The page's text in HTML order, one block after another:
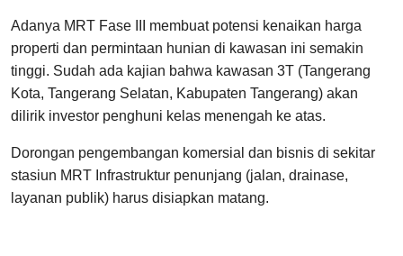
Adanya MRT Fase III membuat potensi kenaikan harga
properti dan permintaan hunian di kawasan ini semakin
tinggi. Sudah ada kajian bahwa kawasan 3T (Tangerang
Kota, Tangerang Selatan, Kabupaten Tangerang) akan
dilirik investor penghuni kelas menengah ke atas.
Dorongan pengembangan komersial dan bisnis di sekitar
stasiun MRT Infrastruktur penunjang (jalan, drainase,
layanan publik) harus disiapkan matang.